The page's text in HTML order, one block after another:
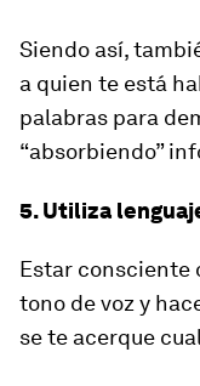
Siendo así,
a quien te está
palabras para
“absorbiendo”
5. Utiliza
Estar consciente
tono de voz y
se te acerque